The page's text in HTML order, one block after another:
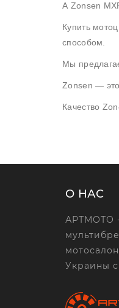
А Zonsen
Купить
способом.
Мы
Zonsen —
Качество
О НАС
АРТМОТО
Украины с